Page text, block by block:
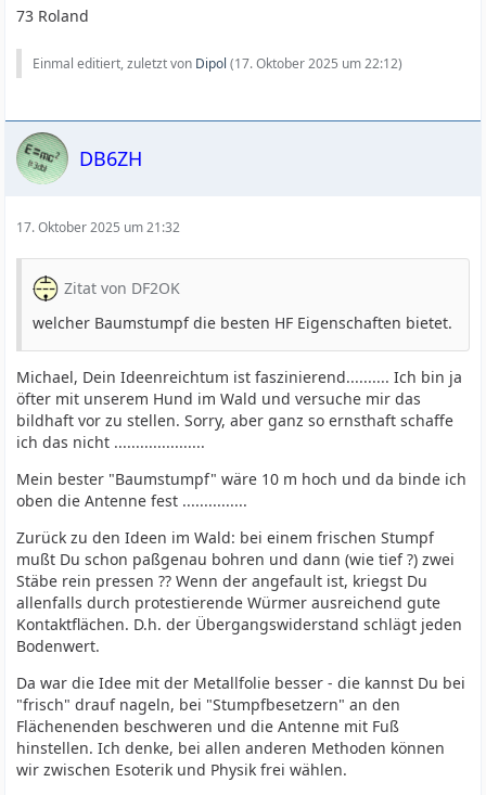
73 Roland
Einmal editiert, zuletzt von Dipol (17. Oktober 2025 um 22:12)
DB6ZH
17. Oktober 2025 um 21:32
Zitat von DF2OK
welcher Baumstumpf die besten HF Eigenschaften bietet.
Michael, Dein Ideenreichtum ist faszinierend.......... Ich bin ja
öfter mit unserem Hund im Wald und versuche mir das
bildhaft vor zu stellen. Sorry, aber ganz so ernsthaft schaffe
ich das nicht .....................
Mein bester "Baumstumpf" wäre 10 m hoch und da binde ich
oben die Antenne fest ...............
Zurück zu den Ideen im Wald: bei einem frischen Stumpf
mußt Du schon paßgenau bohren und dann (wie tief ?) zwei
Stäbe rein pressen ?? Wenn der angefault ist, kriegst Du
allenfalls durch protestierende Würmer ausreichend gute
Kontaktflächen. D.h. der Übergangswiderstand schlägt jeden
Bodenwert.
Da war die Idee mit der Metallfolie besser - die kannst Du bei
"frisch" drauf nageln, bei "Stumpfbesetzern" an den
Flächenenden beschweren und die Antenne mit Fuß
hinstellen. Ich denke, bei allen anderen Methoden können
wir zwischen Esoterik und Physik frei wählen.